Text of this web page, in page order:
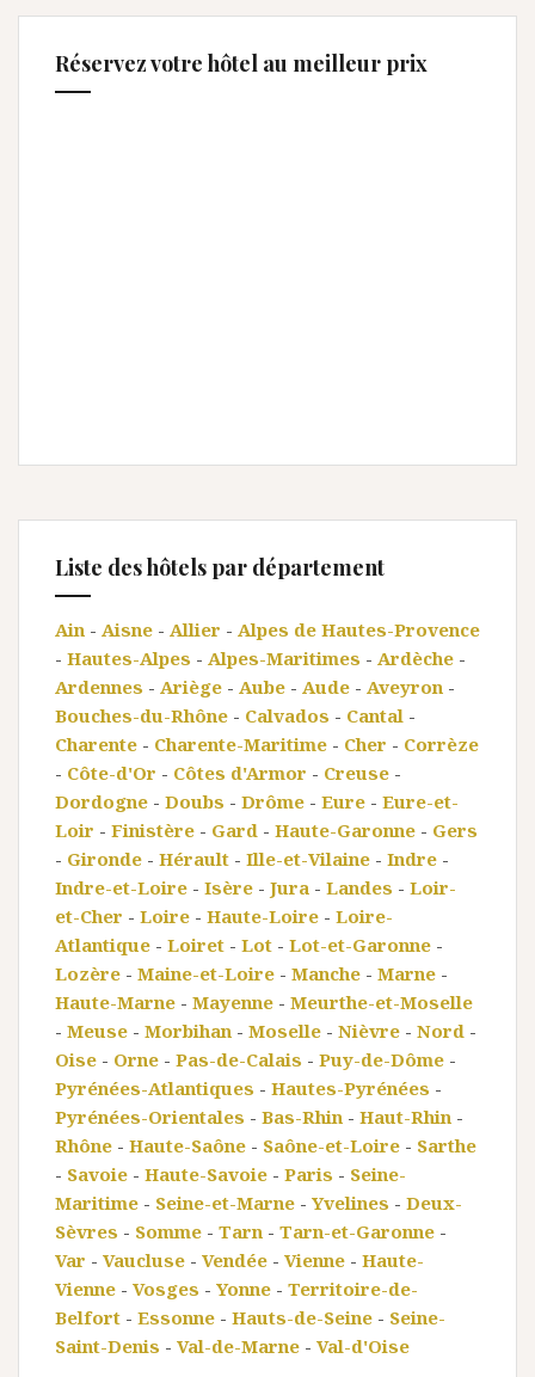
Réservez votre hôtel au meilleur prix
Liste des hôtels par département
Ain - Aisne - Allier - Alpes de Hautes-Provence
- Hautes-Alpes - Alpes-Maritimes - Ardèche -
Ardennes - Ariège - Aube - Aude - Aveyron -
Bouches-du-Rhône - Calvados - Cantal -
Charente - Charente-Maritime - Cher - Corrèze
- Côte-d'Or - Côtes d'Armor - Creuse -
Dordogne - Doubs - Drôme - Eure - Eure-et-
Loir - Finistère - Gard - Haute-Garonne - Gers
- Gironde - Hérault - Ille-et-Vilaine - Indre -
Indre-et-Loire - Isère - Jura - Landes - Loir-
et-Cher - Loire - Haute-Loire - Loire-
Atlantique - Loiret - Lot - Lot-et-Garonne -
Lozère - Maine-et-Loire - Manche - Marne -
Haute-Marne - Mayenne - Meurthe-et-Moselle
- Meuse - Morbihan - Moselle - Nièvre - Nord -
Oise - Orne - Pas-de-Calais - Puy-de-Dôme -
Pyrénées-Atlantiques - Hautes-Pyrénées -
Pyrénées-Orientales - Bas-Rhin - Haut-Rhin -
Rhône - Haute-Saône - Saône-et-Loire - Sarthe
- Savoie - Haute-Savoie - Paris - Seine-
Maritime - Seine-et-Marne - Yvelines - Deux-
Sèvres - Somme - Tarn - Tarn-et-Garonne -
Var - Vaucluse - Vendée - Vienne - Haute-
Vienne - Vosges - Yonne - Territoire-de-
Belfort - Essonne - Hauts-de-Seine - Seine-
Saint-Denis - Val-de-Marne - Val-d'Oise